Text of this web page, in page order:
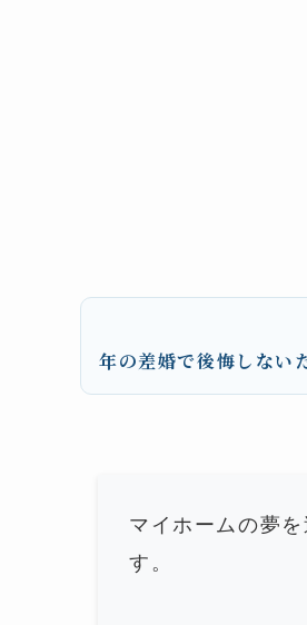
年の差婚で後悔しない
マイホームの夢
す。